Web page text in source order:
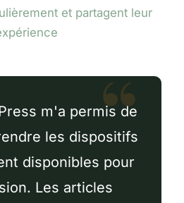
et partagent leur
m'a permis de
les dispositifs
disponibles pour
Les articles